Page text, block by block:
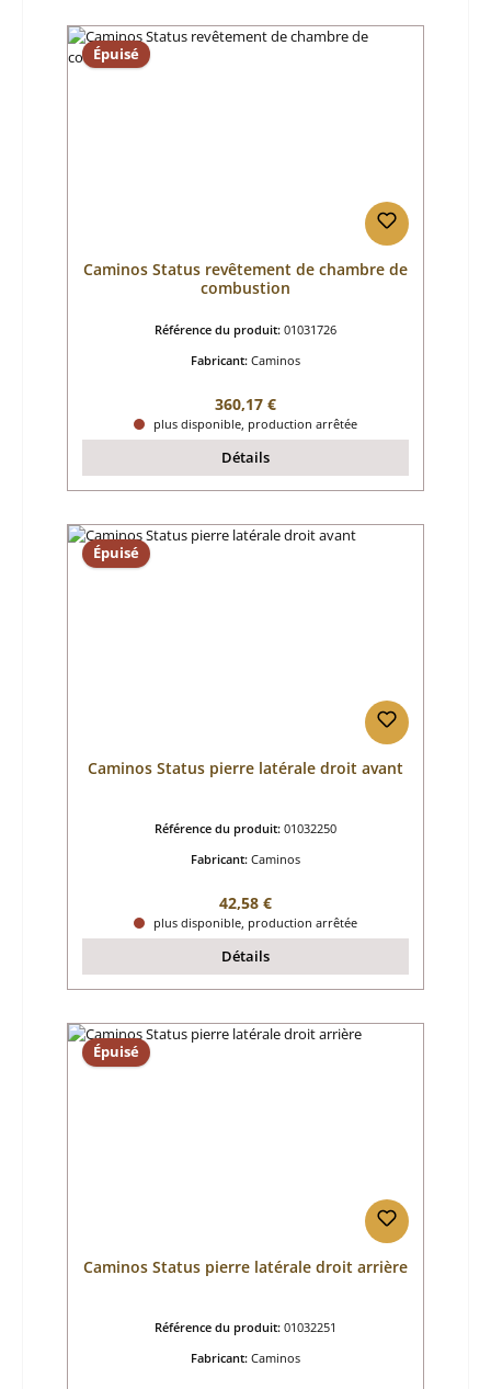
Épuisé
Caminos Status revêtement de chambre de
combustion
Référence du produit: 01031726
Fabricant: Caminos
Prix régulier :
360,17 €
plus disponible, production arrêtée
Détails
Épuisé
Caminos Status pierre latérale droit avant
Référence du produit: 01032250
Fabricant: Caminos
Prix régulier :
42,58 €
plus disponible, production arrêtée
Détails
Épuisé
Caminos Status pierre latérale droit arrière
Référence du produit: 01032251
Fabricant: Caminos